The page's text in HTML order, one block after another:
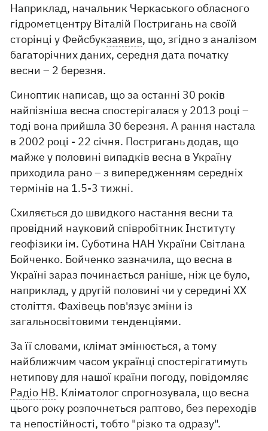
Наприклад, начальник Черкаського обласного
гідрометцентру Віталій Постригань на своїй
сторінці у Фейсбукзаявив, що, згідно з аналізом
багаторічних даних, середня дата початку
весни – 2 березня.
Синоптик написав, що за останні 30 років
найпізніша весна спостерігалася у 2013 році –
тоді вона прийшла 30 березня. А рання настала
в 2002 році - 22 січня. Постригань додав, що
майже у половині випадків весна в Україну
приходила рано – з випередженням середніх
термінів на 1.5-3 тижні.
Схиляється до швидкого настання весни та
провідний науковий співробітник Інституту
геофізики ім. Суботина НАН України Світлана
Бойченко. Бойченко зазначила, що весна в
Україні зараз починається раніше, ніж це було,
наприклад, у другій половині чи у середині XX
століття. Фахівець пов'язує зміни із
загальносвітовими тенденціями.
За її словами, клімат змінюється, а тому
найближчим часом українці спостерігатимуть
нетипову для нашої країни погоду, повідомляє
Радіо НВ. Кліматолог спрогнозувала, що весна
цього року розпочнеться раптово, без переходів
та непостійності, тобто "різко та одразу".